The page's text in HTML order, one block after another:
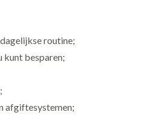
routine;
kunt besparen;
afgiftesystemen;